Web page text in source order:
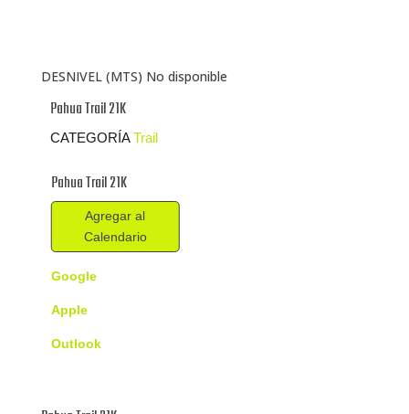
DESNIVEL (MTS) No disponible
Pahua Trail 21K
CATEGORÍATrail
Pahua Trail 21K
Agregar al
Calendario
Google
Apple
Outlook